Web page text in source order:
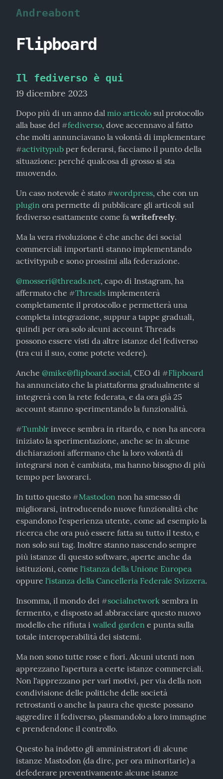
Andreabont
Flipboard
Il fediverso è qui
19 dicembre 2023
Dopo più di un anno dal mio articolo sul protocollo
alla base del #fediverso, dove accennavo al fatto
#activitypub per federarsi, facciamo il punto della
situazione: perché qualcosa di grosso si sta
muovendo.
Un caso notevole è stato #wordpress
plugin ora permette di pubblicare gli articoli sul
fediverso esattamente come fa writefreely.
Ma la vera rivoluzione è che anche dei social
commerciali importanti stanno implementando
activitypub e sono prossimi alla federazione.
@mosseri@threads.net, capo di Instagram, ha
affermato che #Threads implementerà
completamente il protocollo e permetterà una
completa integrazione, suppur a tappe graduali,
quindi per ora solo alcuni account Threads
possono essere visti da altre istanze del fediverso
(tra cui il suo, come potete vedere).
Anche @mike@flipboard.social, CEO di #Flipboard
ha annunciato che la piattaforma gradualmente si
integrerà con la rete federata, e da ora già 25
account stanno sperimentando la funzionalità.
#Tumblr invece sembra in ritardo, e non ha ancora
iniziato la sperimentazione, anche se in alcune
dichiarazioni affermano che la loro volontà di
integrarsi non è cambiata, ma hanno bisogno di più
tempo per lavorarci.
In tutto questo #Mastodon non ha smesso di
migliorarsi, introducendo nuove funzionalità che
espandono l'esperienza utente, come ad esempio la
ricerca che ora può essere fatta su tutto il testo, e
non solo sui tag. Inoltre stanno nascendo sempre
più istanze di questo software, aperte anche da
istituzioni, come l'istanza della Unione Europea
oppure l'istanza della Cancelleria Federale Svizzera.
Insomma, il mondo dei #socialnetwork sembra in
fermento, e disposto ad abbracciare questo nuovo
modello che rifiuta i walled garden e punta sulla
totale interoperabilità dei sistemi.
Ma non sono tutte rose e fiori. Alcuni utenti non
apprezzano l'apertura a certe istanze commerciali.
Non l'apprezzano per vari motivi, per via della non
condivisione delle politiche delle società
retrostanti o anche la paura che queste possano
aggredire il fediverso, plasmandolo a loro immagine
e prendendone il controllo.
Questo ha indotto gli amministratori di alcune
istanze Mastodon (da dire, per ora minoritarie) a
defederare preventivamente alcune istanze